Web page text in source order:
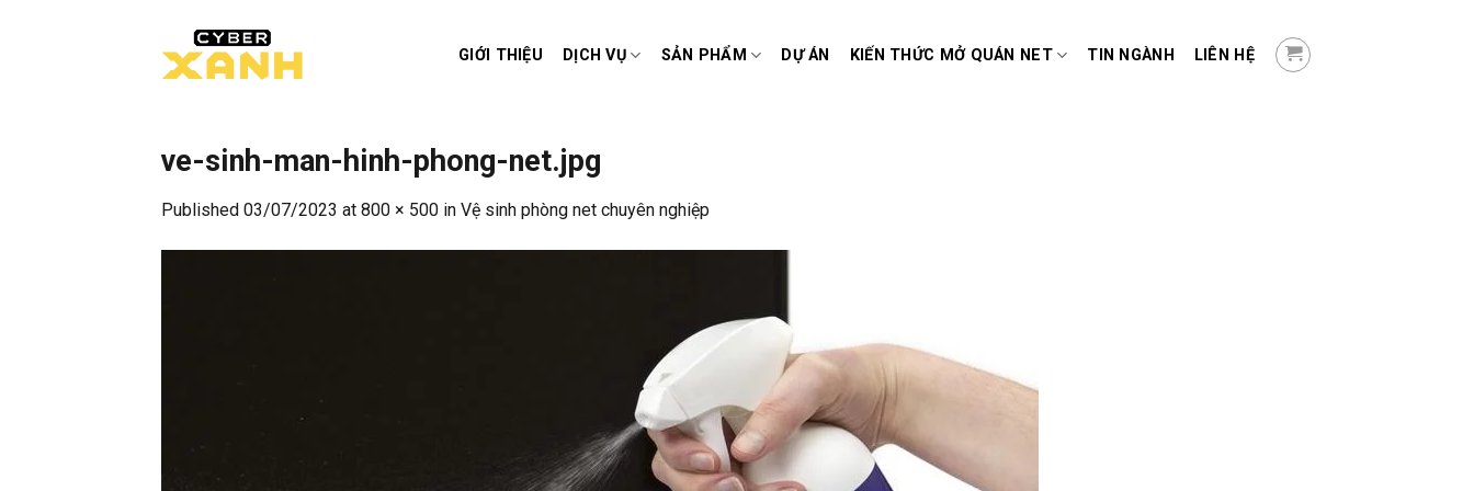
GIỚI THIỆU DỊCH VỤ SẢN PHẨM DỰ ÁN KIẾN THỨC MỞ QUÁN NET TIN NGÀNH LIÊN HỆ
ve-sinh-man-hinh-phong-net.jpg
Published 03/07/2023 at 800 × 500 in Vệ sinh phòng net chuyên nghiệp